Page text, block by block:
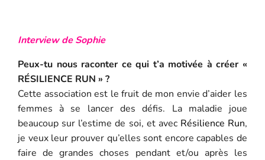
Interview de Sophie
Peux-tu nous raconter ce qui t’a motivée à créer «
RÉSILIENCE RUN » ?
Cette association est le fruit de mon envie d’aider les
femmes à se lancer des défis. La maladie joue
beaucoup sur l’estime de soi, et avec Résilience Run,
je veux leur prouver qu’elles sont encore capables de
faire de grandes choses pendant et/ou après les